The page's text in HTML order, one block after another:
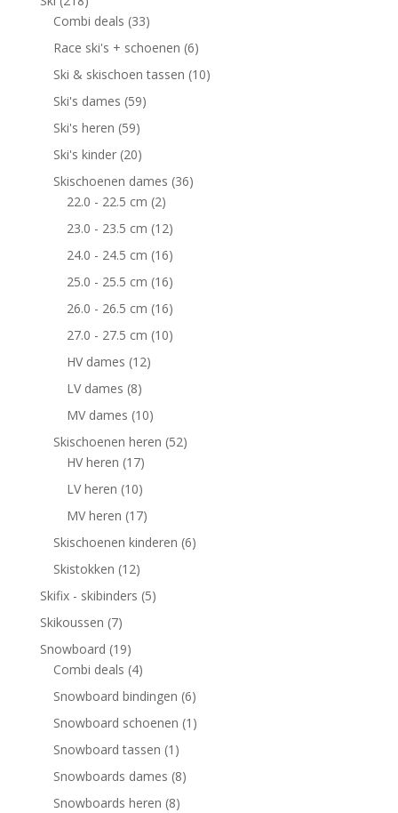
Combi deals (33)
Race ski's + schoenen (6)
Ski & skischoen tassen (10)
Ski's dames (59)
Ski's heren (59)
Ski's kinder (20)
Skischoenen dames (36)
22.0 - 22.5 cm (2)
23.0 - 23.5 cm (12)
24.0 - 24.5 cm (16)
25.0 - 25.5 cm (16)
26.0 - 26.5 cm (16)
27.0 - 27.5 cm (10)
HV dames (12)
LV dames (8)
MV dames (10)
Skischoenen heren (52)
HV heren (17)
LV heren (10)
MV heren (17)
Skischoenen kinderen (6)
Skistokken (12)
Skifix - skibinders (5)
Skikoussen (7)
Snowboard (19)
Combi deals (4)
Snowboard bindingen (6)
Snowboard schoenen (1)
Snowboard tassen (1)
Snowboards dames (8)
Snowboards heren (8)